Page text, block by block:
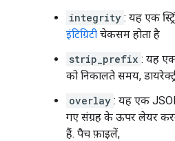
integrity : यह एक
इंटिग्रिटी चेकसम होता है
strip_prefix : यह एक
को निकालते समय,
overlay : यह एक
गए संग्रह के ऊपर लेयर
हैं. पैच फ़ाइलें,